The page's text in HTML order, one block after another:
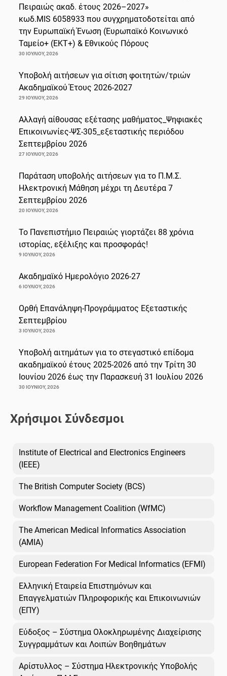
Πειραιώς ακαδ. έτους 2026–2027»
κωδ.MIS 6058933 που συγχρηματοδοτείται από
την Ευρωπαϊκή Ένωση (Ευρωπαϊκό Κοινωνικό
Ταμείο+ (ΕΚΤ+) & Εθνικούς Πόρους
30 ΙΟΥΛΊΟΥ, 2026
Υποβολή αιτήσεων για σίτιση φοιτητών/τριών
Ακαδημαϊκού Έτους 2026-2027
29 ΙΟΥΛΊΟΥ, 2026
Αλλαγή αίθουσας εξέτασης μαθήματος_Ψηφιακές
Επικοινωνίες-ΨΣ-305_εξεταστικής περιόδου
Σεπτεμβρίου 2026
27 ΙΟΥΛΊΟΥ, 2026
Παράταση υποβολής αιτήσεων για το Π.Μ.Σ.
Ηλεκτρονική Μάθηση μέχρι τη Δευτέρα 7
Σεπτεμβρίου 2026
20 ΙΟΥΛΊΟΥ, 2026
Το Πανεπιστήμιο Πειραιώς γιορτάζει 88 χρόνια
ιστορίας, εξέλιξης και προσφοράς!
9 ΙΟΥΛΊΟΥ, 2026
Ακαδημαϊκό Ημερολόγιο 2026-27
6 ΙΟΥΛΊΟΥ, 2026
Ορθή Επανάληψη-Προγράμματος Εξεταστικής
Σεπτεμβρίου
3 ΙΟΥΛΊΟΥ, 2026
Υποβολή αιτημάτων για το στεγαστικό επίδομα
ακαδημαϊκού έτους 2025-2026 από την Τρίτη 30
Ιουνίου 2026 έως την Παρασκευή 31 Ιουλίου 2026
30 ΙΟΥΝΊΟΥ, 2026
Χρήσιμοι Σύνδεσμοι
Institute of Electrical and Electronics Engineers
(IEEE)
The British Computer Society (BCS)
Workflow Management Coalition (WfMC)
The American Medical Informatics Association
(AMIA)
European Federation For Medical Informatics (EFMI)
Ελληνική Εταιρεία Επιστημόνων και
Επαγγελματιών Πληροφορικής και Επικοινωνιών
(ΕΠΥ)
Εύδοξος – Σύστημα Ολοκληρωμένης Διαχείρισης
Συγγραμμάτων και Λοιπών Βοηθημάτων
Αρίστυλλος – Σύστημα Ηλεκτρονικής Υποβολής